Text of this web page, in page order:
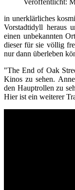
Veröffentlicht:
in unerklärliches
Vorstadtidyll heraus
einen unbekannten
dieser für sie völlig
nur dann überleben
"The End of Oak
Kinos zu sehen.
den Hauptrollen zu
Hier ist ein weiterer